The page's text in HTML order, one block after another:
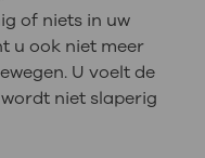
of niets in uw
u ook niet meer
U voelt de
niet slaperig